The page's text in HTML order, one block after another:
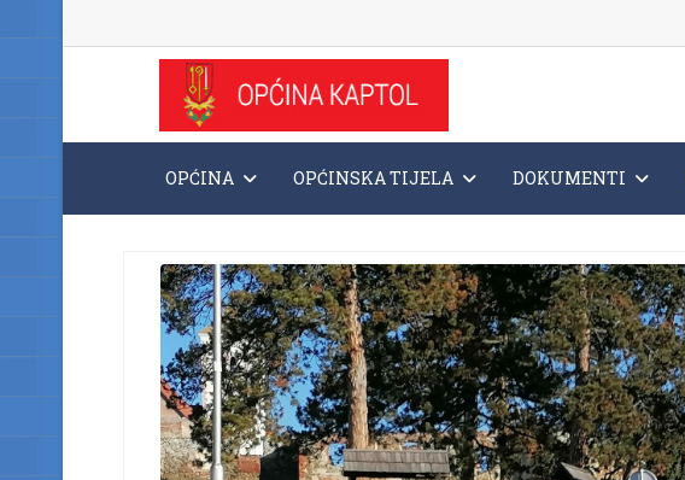
OPĆINA OPĆINSKA TIJELA DOKUMENTI